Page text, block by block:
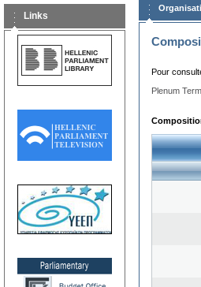
Links
Pour
Plenum